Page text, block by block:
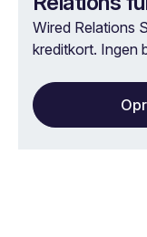
Wired Relations
kreditkort. Ingen